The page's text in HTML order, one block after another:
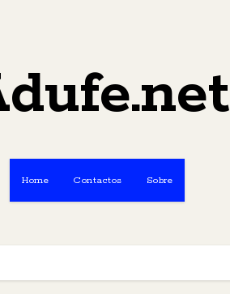
Home Contactos Sobre